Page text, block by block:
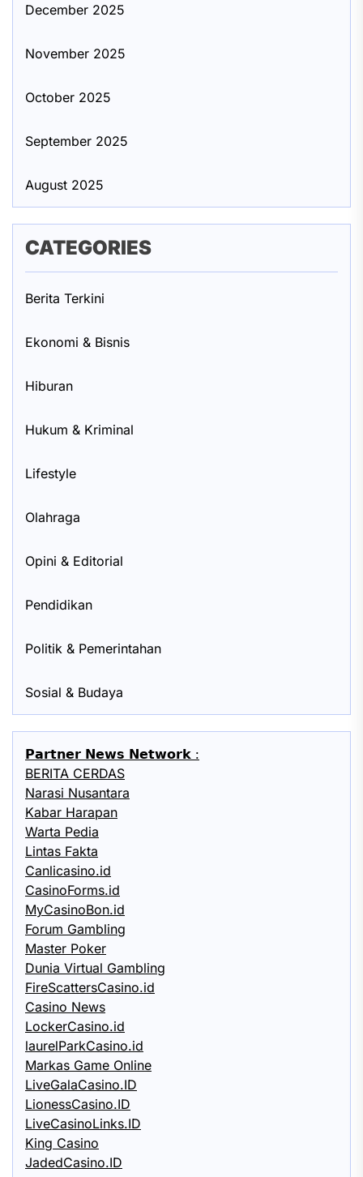
December 2025
November 2025
October 2025
September 2025
August 2025
CATEGORIES
Berita Terkini
Ekonomi & Bisnis
Hiburan
Hukum & Kriminal
Lifestyle
Olahraga
Opini & Editorial
Pendidikan
Politik & Pemerintahan
Sosial & Budaya
𝗣𝗮𝗿𝘁𝗻𝗲𝗿 𝗡𝗲𝘄𝘀 𝗡𝗲𝘁𝘄𝗼𝗿𝗸 :
BERITA CERDAS
Narasi Nusantara
Kabar Harapan
Warta Pedia
Lintas Fakta
Canlicasino.id
CasinoForms.id
MyCasinoBon.id
Forum Gambling
Master Poker
Dunia Virtual Gambling
FireScattersCasino.id
Casino News
LockerCasino.id
laurelParkCasino.id
Markas Game Online
LiveGalaCasino.ID
LionessCasino.ID
LiveCasinoLinks.ID
King Casino
JadedCasino.ID